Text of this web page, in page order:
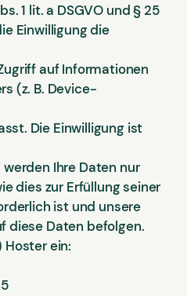
1 lit. a DSGVO und § 25
Einwilligung die
auf Informationen
(z. B. Device-
Die Einwilligung ist
Ihre Daten nur
dies zur Erfüllung seiner
ist und unsere
diese Daten befolgen.
ein: